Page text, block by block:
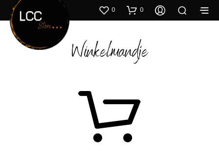
0 0
Winkelmandje